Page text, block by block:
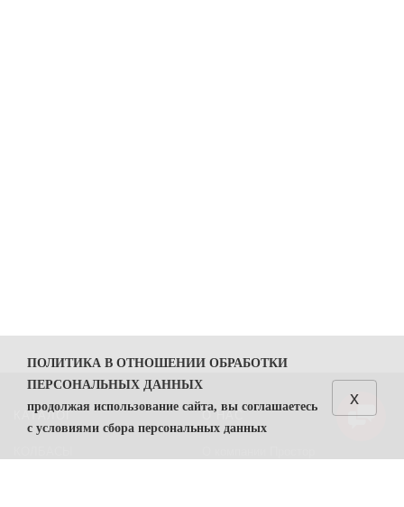
КАТАЛОГ О НАС
ПОЛИТИКА В ОТНОШЕНИИ ОБРАБОТКИ
ПЕРСОНАЛЬНЫХ ДАННЫХ
продолжая использование сайта, вы соглашаетесь
с условиями сбора персональных данных
x